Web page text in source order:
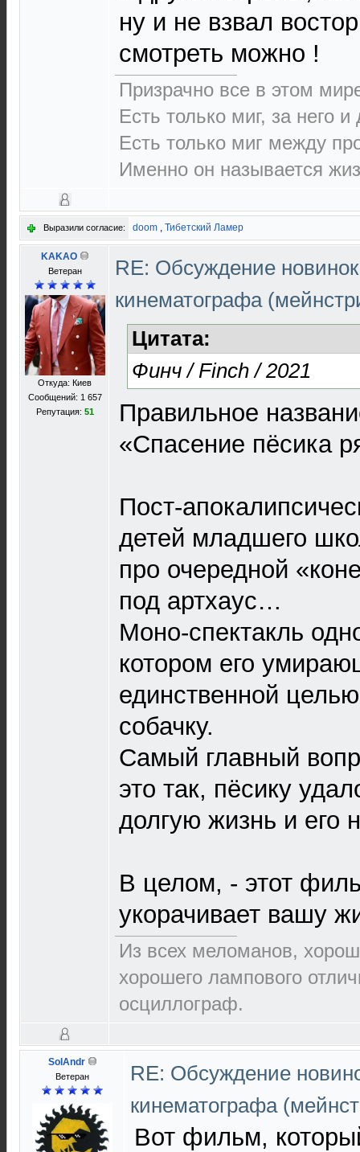
ну и не взвал
смотреть можно !
Призрачно все в этом
Есть только миг, за него
Есть только миг между
Именно он называется
Выразили согласие: doom , Тибетский Ламер
KAKAO
Ветеран
Откуда: Киев
Сообщений: 1 657
Репутация: 51
RE: Обсуждение
кинематографа
Цитата:
Финч / Finch / 2021
Правильное
«Спасение пёсика
Пост-
детей младшего
про очередной
под артхаус…
Моно-спектакль
котором его
единственной
собачку.
Самый главный
это так, пёсику
долгую жизнь и его
В целом, - этот
укорачивает вашу
Из всех меломанов,
хорошего лампового
осциллограф.
SolAndr
Ветеран
RE: Обсуждение
кинематографа
Вот фильм,